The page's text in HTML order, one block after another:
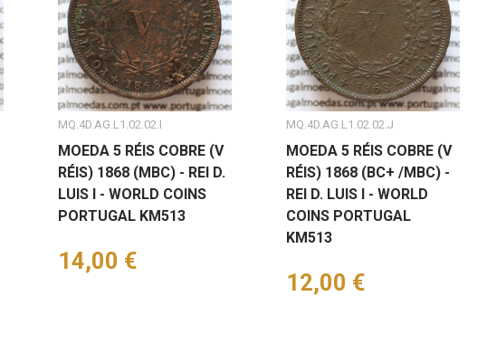
MQ.4D.AG.L1.02.02.I
MOEDA 5 RÉIS COBRE (V
RÉIS) 1868 (MBC) - REI D.
LUIS I - WORLD COINS
PORTUGAL KM513
Preço
14,00 €
MQ.4D.AG.L1.02.02.J
MOEDA 5 RÉIS COBRE (V
RÉIS) 1868 (BC+ /MBC) -
REI D. LUIS I - WORLD
COINS PORTUGAL
KM513
Preço
12,00 €